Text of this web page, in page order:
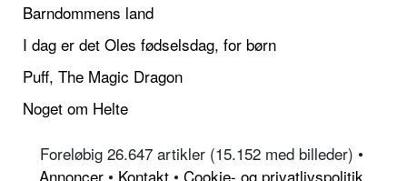
Barndommens land
I dag er det Oles fødselsdag, for børn
Puff, The Magic Dragon
Noget om Helte
Foreløbig 26.647 artikler (15.152 med billeder) •
Annoncer • Kontakt • Cookie- og privatlivspolitik